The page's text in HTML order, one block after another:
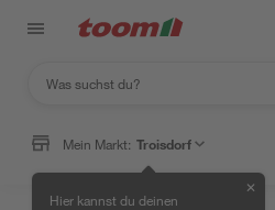
Mein Markt: Troisdorf
Hier kannst du deinen
✕